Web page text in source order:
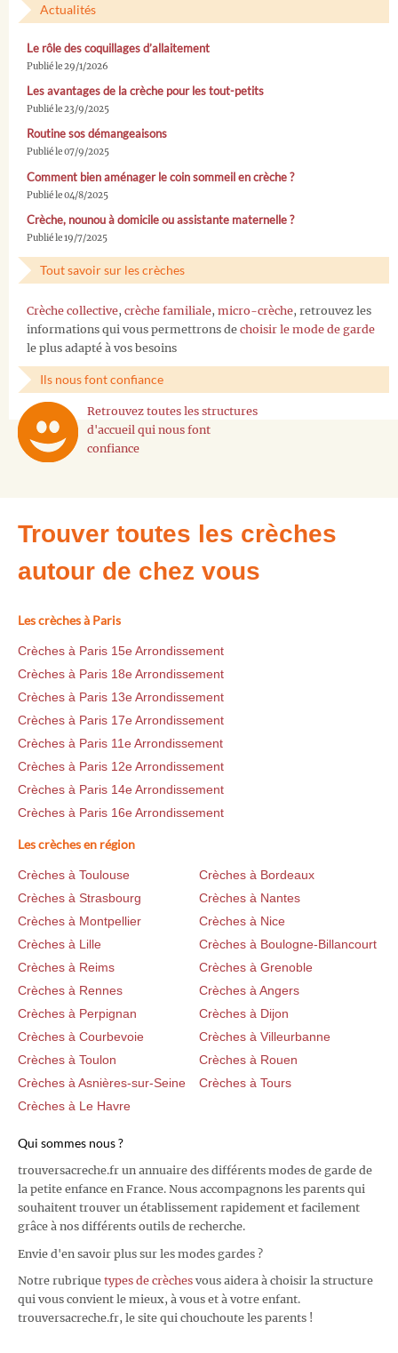
Actualités
Le rôle des coquillages d’allaitement
Publié le 29/1/2026
Les avantages de la crèche pour les tout-petits
Publié le 23/9/2025
Routine sos démangeaisons
Publié le 07/9/2025
Comment bien aménager le coin sommeil en crèche ?
Publié le 04/8/2025
Crèche, nounou à domicile ou assistante maternelle ?
Publié le 19/7/2025
Tout savoir sur les crèches
Crèche collective, crèche familiale, micro-crèche, retrouvez les
informations qui vous permettrons de choisir le mode de garde
le plus adapté à vos besoins
Ils nous font confiance
Retrouvez toutes les structures
d'accueil qui nous font
confiance
Trouver toutes les crèches
autour de chez vous
Les crèches à Paris
Crèches à Paris 15e Arrondissement
Crèches à Paris 18e Arrondissement
Crèches à Paris 13e Arrondissement
Crèches à Paris 17e Arrondissement
Crèches à Paris 11e Arrondissement
Crèches à Paris 12e Arrondissement
Crèches à Paris 14e Arrondissement
Crèches à Paris 16e Arrondissement
Les crèches en région
Crèches à Toulouse
Crèches à Bordeaux
Crèches à Strasbourg
Crèches à Nantes
Crèches à Montpellier
Crèches à Nice
Crèches à Lille
Crèches à Boulogne-Billancourt
Crèches à Reims
Crèches à Grenoble
Crèches à Rennes
Crèches à Angers
Crèches à Perpignan
Crèches à Dijon
Crèches à Courbevoie
Crèches à Villeurbanne
Crèches à Toulon
Crèches à Rouen
Crèches à Asnières-sur-Seine
Crèches à Tours
Crèches à Le Havre
Qui sommes nous ?
trouversacreche.fr un annuaire des différents modes de garde de
la petite enfance en France. Nous accompagnons les parents qui
souhaitent trouver un établissement rapidement et facilement
grâce à nos différents outils de recherche.
Envie d'en savoir plus sur les modes gardes ?
Notre rubrique types de crèches vous aidera à choisir la structure
qui vous convient le mieux, à vous et à votre enfant.
trouversacreche.fr, le site qui chouchoute les parents !